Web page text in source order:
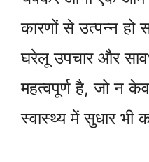
कारणों से उत्पन्न
घरेलू उपचार और
महत्वपूर्ण है, जो न
स्वास्थ्य में सुधार भी